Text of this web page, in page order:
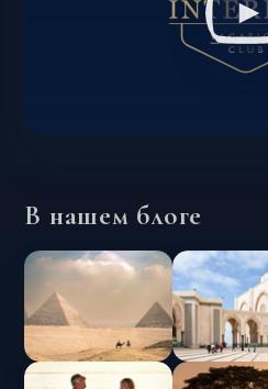
В нашем блоге